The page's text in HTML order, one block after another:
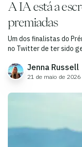
A IA está a
premiadas
Um dos finalistas do
no Twitter de ter sido
Jenna Russell
21 de maio de 2026